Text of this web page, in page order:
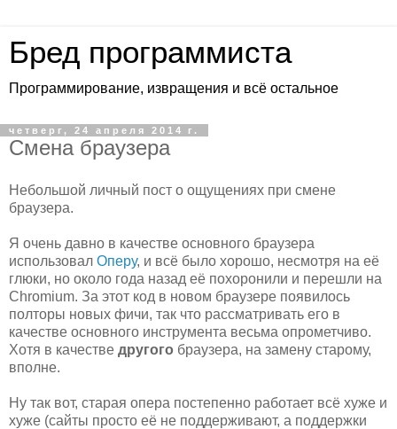
Бред программиста
Программирование, извращения и всё остальное
четверг, 24 апреля 2014 г.
Смена браузера
Небольшой личный пост о ощущениях при смене
браузера.
Я очень давно в качестве основного браузера
использовал Оперу, и всё было хорошо, несмотря на её
глюки, но около года назад её похоронили и перешли на
Chromium. За этот код в новом браузере появилось
полторы новых фичи, так что рассматривать его в
качестве основного инструмента весьма опрометчиво.
Хотя в качестве другого браузера, на замену старому,
вполне.
Ну так вот, старая опера постепенно работает всё хуже и
хуже (сайты просто её не поддерживают, а поддержки